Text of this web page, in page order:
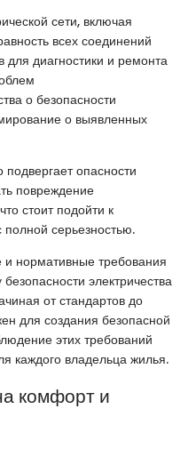
сети, включая
всех соединений
диагностики и ремонта
о безопасности
о выявленных
опасности
повреждение
стоит подойти к
серьезностью.
нормативные требования
электричества
от стандартов до
для создания безопасной
этих требований
каждого владельца жилья.
комфорт и